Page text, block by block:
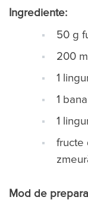
Ingrediente:
50 g
200
1
1
1
fructe
Mod de